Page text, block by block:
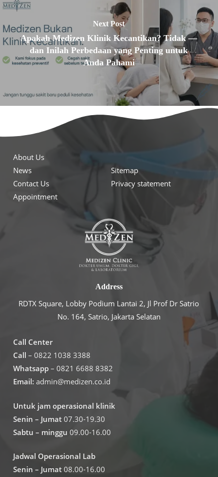
Next Post
Apakah Medizen Klinik Kecantikan? Tidak —
dan Inilah Perbedaan yang Penting untuk
Anda Pahami
About Us
News
Contact Us
Appointment
Sitemap
Privacy statement
Address
RDTX Square, Lobby Podium Lantai 2, Jl Prof Dr Satrio
No. 164, Satrio, Jakarta Selatan
Call Center
Call – 0822 1038 3388
Whatsapp – 0821 6688 8382
Email: admin@medizen.co.id
Untuk jam operasional klinik
Senin – Jumat07.30-19.30
Sabtu – minggu 09.00-16.00
Jadwal Operasional Lab
Senin – Jumat 08.00-16.00